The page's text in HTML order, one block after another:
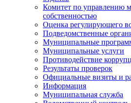
Комитет по управлению
собственностью
Оценка регулирующего
Подведомственные
Муниципальные
Муниципальные услуги
Противодействие
Результаты проверок
Официальные визиты и
Информация
Муниципальная служба